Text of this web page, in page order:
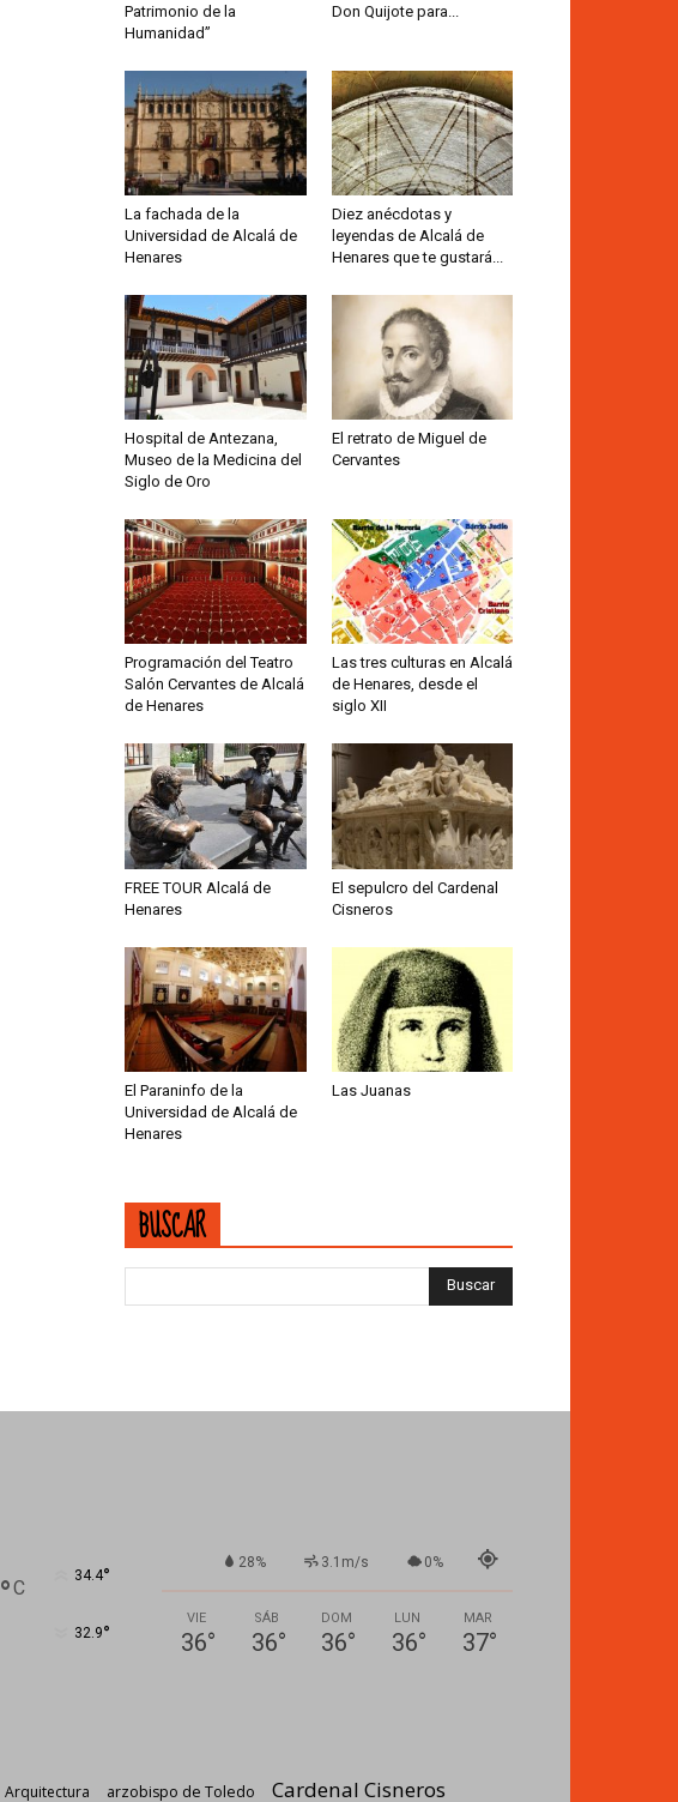
Patrimonio de la
Humanidad”
Don Quijote para...
La fachada de la
Universidad de Alcalá de
Henares
Diez anécdotas y
leyendas de Alcalá de
Henares que te gustará...
Hospital de Antezana,
Museo de la Medicina del
Siglo de Oro
El retrato de Miguel de
Cervantes
Programación del Teatro
Salón Cervantes de Alcalá
de Henares
Las tres culturas en Alcalá
de Henares, desde el
siglo XII
FREE TOUR Alcalá de
Henares
El sepulcro del Cardenal
Cisneros
El Paraninfo de la
Universidad de Alcalá de
Henares
Las Juanas
BUSCAR
°C
34.4°
32.9°
28% 3.1m/s 0%
VIE
36°
SÁB
36°
DOM
36°
LUN
36°
MAR
37°
Arquitectura arzobispo de Toledo Cardenal Cisneros